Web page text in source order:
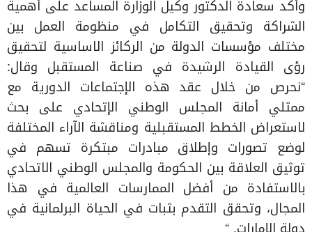
وأكد سعادة الدكتور وكيل الوزارة المساعد على أهمية
الشراكة وتحقيق التكامل في منظومة العمل بين
مختلف مؤسسات الدولة من الركائز الاساسية لتحقيق
رؤى القيادة الرشيدة في صناعة المستقبل وقال:
“نحرص من خلال عقد هذه الإجتماعات الدورية مع
ممثلي أمانة المجلس الوطني الإتحادي على بحث
لاستعراض الخطط المستقبلية ومناقشة الآراء المختلفة
لوضع تصورات وإطلاق مبادرات مبتكرة تسهم في
توثيق العلاقة بين الحكومة والمجلس الوطني الاتحادي
بالاستفادة من أفضل الممارسات العالمية في هذا
المجال، وتحقق التقدم بثبات في الحياة البرلمانية في